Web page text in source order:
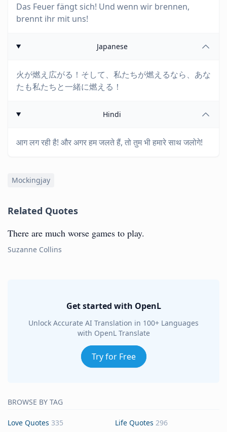
Das Feuer fängt sich! Und wenn wir brennen,
brennt ihr mit uns!
Japanese
火が燃え広がる！そして、私たちが燃えるなら、あな
たも私たちと一緒に燃える！
Hindi
आग लग रही है! और अगर हम जलते हैं, तो तुम भी हमारे साथ जलोगे!
Mockingjay
Related Quotes
There are much worse games to play.
Suzanne Collins
Get started with OpenL
Unlock Accurate AI Translation in 100+ Languages
with OpenL Translate
Try for Free
BROWSE BY TAG
Love Quotes 335 Life Quotes 296